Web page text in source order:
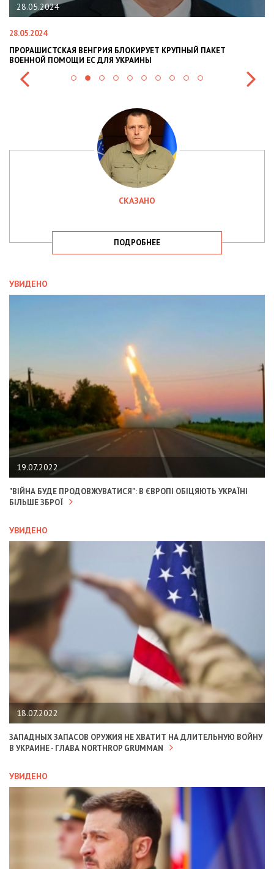
ПАКЕТ
НАЦПОЛІЦІЯ ЛЯКАЄ ГРОМАДЯН ПОГІРШЕННЯМ
СИТУАЦІЇ В РАЗІ МОБІЛІЗАЦІЇ ПОЛІЦІЯНТІВ НА ВІЙНУ
СКАЗАНО
ПОДРОБНЕЕ
УВИДЕНО
19.07.2022
"ВІЙНА БУДЕ ПРОДОВЖУВАТИСЯ": В ЄВРОПІ ОБІЦЯЮТЬ УКРАЇНІ
БІЛЬШЕ ЗБРОЇ
УВИДЕНО
18.07.2022
ЗАПАДНЫХ ЗАПАСОВ ОРУЖИЯ НЕ ХВАТИТ НА ДЛИТЕЛЬНУЮ ВОЙНУ
В УКРАИНЕ - ГЛАВА NORTHROP GRUMMAN
УВИДЕНО